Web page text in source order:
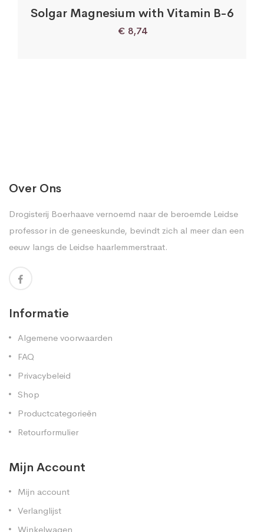
Solgar Magnesium with Vitamin B-6
€ 8,74
Over Ons
Drogisterij Boerhaave vernoemd naar de beroemde Leidse
professor in de geneeskunde, bevindt zich al meer dan een
eeuw langs de Leidse haarlemmerstraat.
Informatie
Algemene voorwaarden
FAQ
Privacybeleid
Shop
Productcategorieën
Retourformulier
Mijn Account
Mijn account
Verlanglijst
Winkelwagen